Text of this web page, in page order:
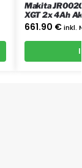
Makita
XGT 2x 4Ah
661.90 € inkl.